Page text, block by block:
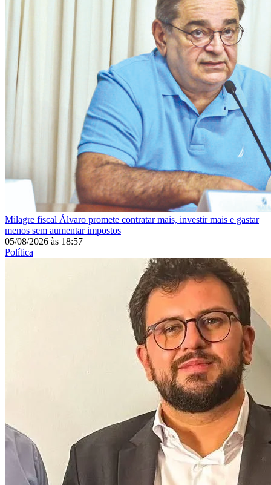
Milagre fiscal Álvaro promete contratar mais, investir mais e gastar
menos sem aumentar impostos
05/08/2026 às 18:57
Política